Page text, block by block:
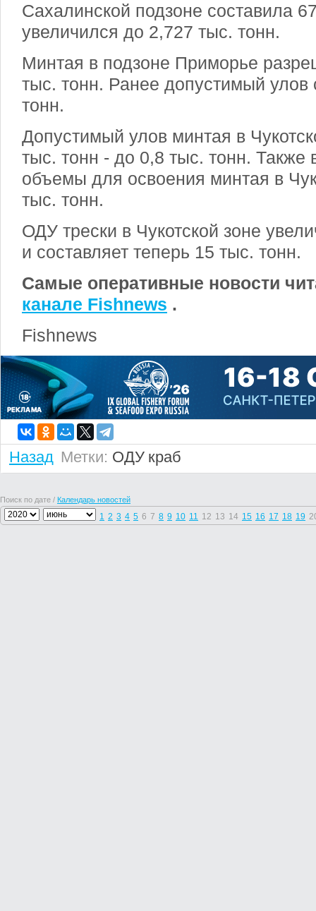
Сахалинской подзоне составила
увеличился до 2,727 тыс. тонн.
Минтая в подзоне Приморье
тыс. тонн. Ранее допустимый улов
тонн.
Допустимый улов минтая в
тыс. тонн - до 0,8 тыс. тонн. Также
объемы для освоения минтая в
тыс. тонн.
ОДУ трески в Чукотской зоне
и составляет теперь 15 тыс. тонн.
Самые оперативные новости
канале Fishnews .
Fishnews
Назад Метки: ОДУ краб
Поиск по дате / Календарь новостей
1 2 3 4 5 6 7 8 9 10 11 12 13 14 15 16 17 18 19